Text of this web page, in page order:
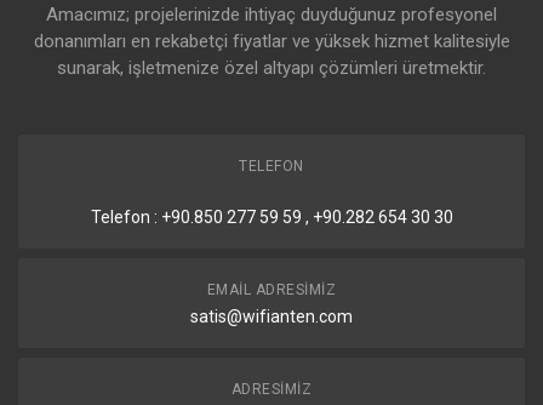
Amacımız; projelerinizde ihtiyaç duyduğunuz profesyonel
donanımları en rekabetçi fiyatlar ve yüksek hizmet kalitesiyle
sunarak, işletmenize özel altyapı çözümleri üretmektir.
TELEFON
Telefon : +90.850 277 59 59 , +90.282 654 30 30
EMAIL ADRESIMIZ
satis@wifianten.com
ADRESIMIZ